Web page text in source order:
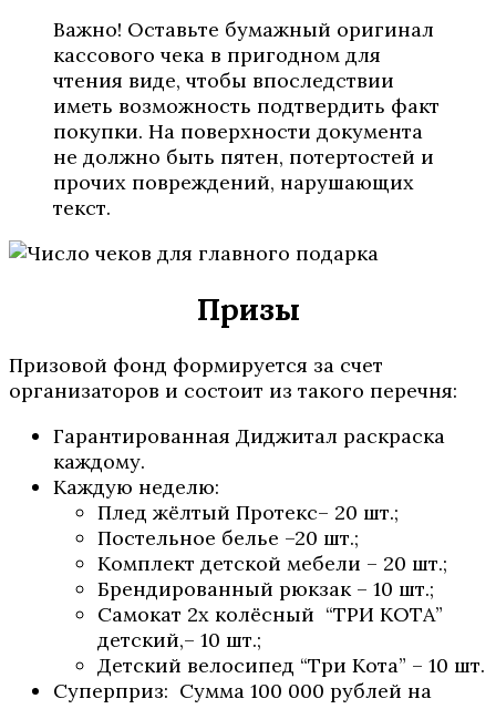
Важно! Оставьте бумажный оригинал
кассового чека в пригодном для
чтения виде, чтобы впоследствии
иметь возможность подтвердить факт
покупки. На поверхности документа
не должно быть пятен, потертостей и
прочих повреждений, нарушающих
текст.
Призы
Призовой фонд формируется за счет
организаторов и состоит из такого перечня:
Гарантированная Диджитал раскраска
каждому.
Каждую неделю:
Плед жёлтый Протекс– 20 шт.;
Постельное белье –20 шт.;
Комплект детской мебели – 20 шт.;
Брендированный рюкзак – 10 шт.;
Самокат 2х колёсный “ТРИ КОТА”
детский,– 10 шт.;
Детский велосипед “Три Кота” – 10 шт.
Суперприз: Сумма 100 000 рублей на